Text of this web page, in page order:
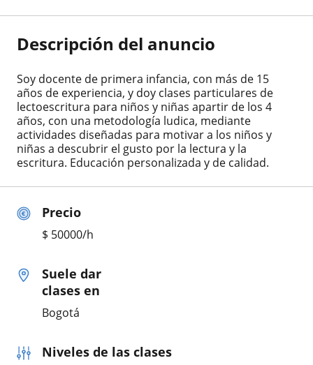
Precio
$ 50000/h
Suele dar
clases en
Bogotá
Niveles de las clases
Descripción del anuncio
Soy docente de primera infancia, con más de 15
años de experiencia, y doy clases particulares de
lectoescritura para niños y niñas apartir de los 4
años, con una metodología ludica, mediante
actividades diseñadas para motivar a los niños y
niñas a descubrir el gusto por la lectura y la
escritura. Educación personalizada y de calidad.